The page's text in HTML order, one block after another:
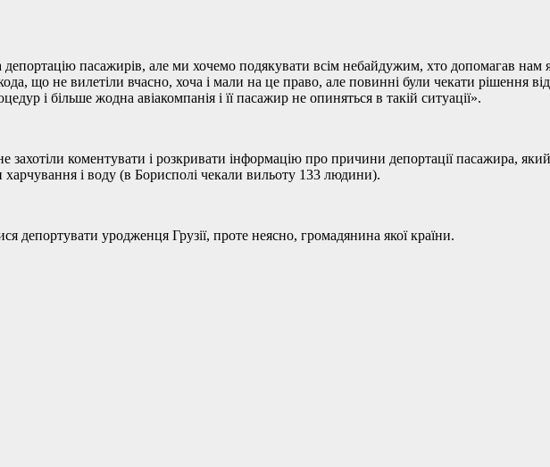
депортацію пасажирів, але ми хочемо подякувати всім небайдужим, хто допомагав
що не вилетіли вчасно, хоча і мали на це право, але повинні були чекати рішення
і більше жодна авіакомпанія і її пасажир не опиняться в такій ситуації».
захотіли коментувати і розкривати інформацію про причини депортації пасажира,
і воду (в Борисполі чекали вильоту 133 людини).
депортувати уродженця Грузії, проте неясно, громадянина якої країни.